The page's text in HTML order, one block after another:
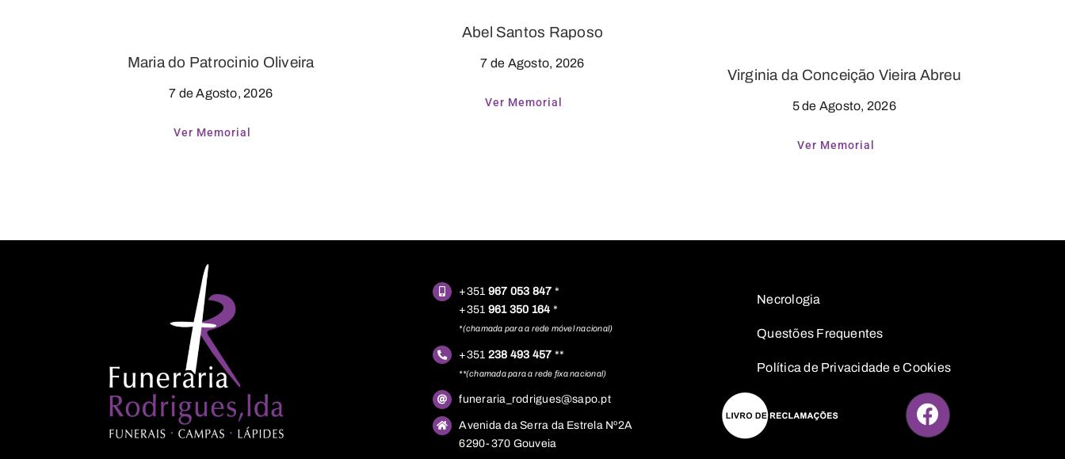
Maria do Patrocinio Oliveira
7 de Agosto, 2026
Ver Memorial
Abel Santos Raposo
7 de Agosto, 2026
Ver Memorial
Virginia da Conceição Vieira Abreu
5 de Agosto, 2026
Ver Memorial
+351 967 053 847 *
+351 961 350 164 *
*(chamada para a rede móvel nacional)
+351 238 493 457 **
**(chamada para a rede fixa nacional)
funeraria_rodrigues@sapo.pt
Avenida da Serra da Estrela Nº2A
6290-370 Gouveia
Necrologia
Questões Frequentes
Política de Privacidade e Cookies